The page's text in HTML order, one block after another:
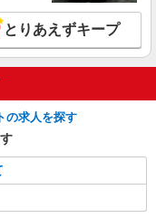
円 ※職務内容や就業条
り 昇給：あり （月
時間×月20日の場合
経験・能力による
明山1
詳細を見る
とりあえずキープ
の求人を探す